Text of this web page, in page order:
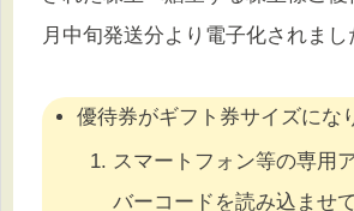
月中旬発送分より電子化されまし
優待券がギフト券サイズにな
スマートフォン等の専用
バーコードを読み込ませ